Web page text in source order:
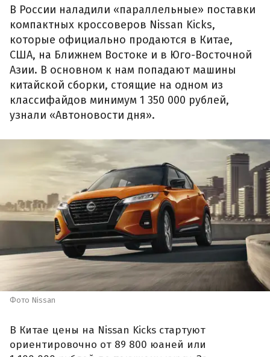
В России наладили «параллельные» поставки
компактных кроссоверов Nissan Kicks,
которые официально продаются в Китае,
США, на Ближнем Востоке и в Юго-Восточной
Азии. В основном к нам попадают машины
китайской сборки, стоящие на одном из
классифайдов минимум 1 350 000 рублей,
узнали «Автоновости дня».
Фото Nissan
В Китае цены на Nissan Kicks стартуют
ориентировочно от 89 800 юаней или